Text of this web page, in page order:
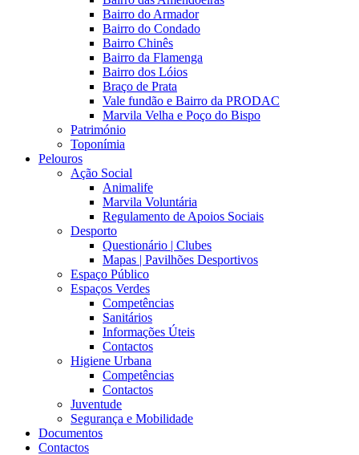
Bairro do Armador
Bairro do Condado
Bairro Chinês
Bairro da Flamenga
Bairro dos Lóios
Braço de Prata
Vale fundão e Bairro da PRODAC
Marvila Velha e Poço do Bispo
Património
Toponímia
Pelouros
Ação Social
Animalife
Marvila Voluntária
Regulamento de Apoios Sociais
Desporto
Questionário | Clubes
Mapas | Pavilhões Desportivos
Espaço Público
Espaços Verdes
Competências
Sanitários
Informações Úteis
Contactos
Higiene Urbana
Competências
Contactos
Juventude
Segurança e Mobilidade
Documentos
Contactos